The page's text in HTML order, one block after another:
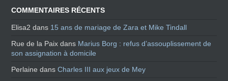
COMMENTAIRES RÉCENTS
Elisa2 dans 15 ans de mariage de Zara et Mike Tindall
Rue de la Paix dans Marius Borg : refus d’assouplissement de
son assignation à domicile
Perlaine dansCharles III aux jeux de Mey